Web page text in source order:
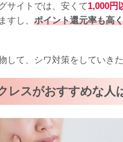
サイトでは、安くて1,000円
すし、 ポイント還元率も高
して、シワ対策をしていきた
レスがおすすめな人